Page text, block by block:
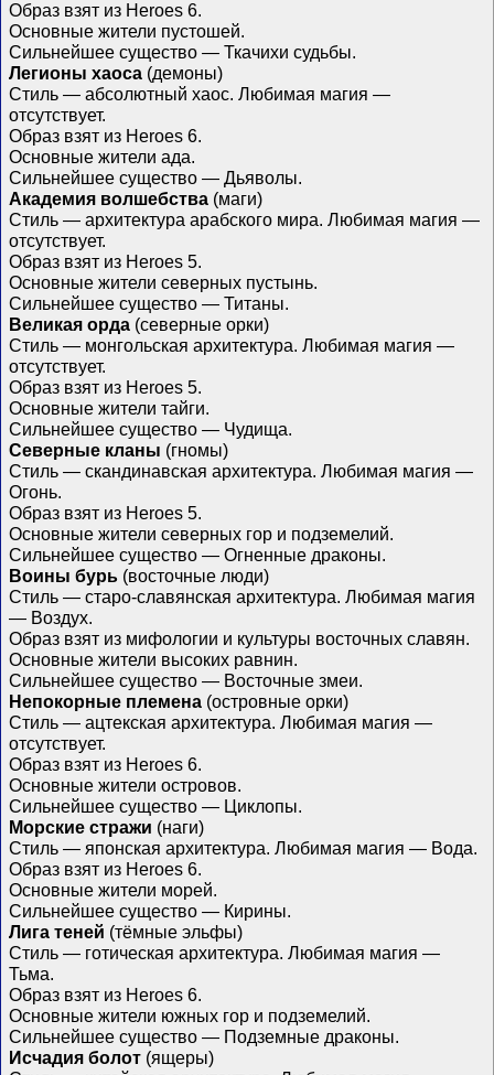
Образ взят из Heroes 6.
Основные жители пустошей.
Сильнейшее существо — Ткачихи судьбы.
Легионы хаоса (демоны)
Стиль — абсолютный хаос. Любимая магия —
отсутствует.
Образ взят из Heroes 6.
Основные жители ада.
Сильнейшее существо — Дьяволы.
Академия волшебства (маги)
Стиль — архитектура арабского мира. Любимая магия —
отсутствует.
Образ взят из Heroes 5.
Основные жители северных пустынь.
Сильнейшее существо — Титаны.
Великая орда (северные орки)
Стиль — монгольская архитектура. Любимая магия —
отсутствует.
Образ взят из Heroes 5.
Основные жители тайги.
Сильнейшее существо — Чудища.
Северные кланы (гномы)
Стиль — скандинавская архитектура. Любимая магия —
Огонь.
Образ взят из Heroes 5.
Основные жители северных гор и подземелий.
Сильнейшее существо — Огненные драконы.
Воины бурь (восточные люди)
Стиль — старо-славянская архитектура. Любимая магия
— Воздух.
Образ взят из мифологии и культуры восточных славян.
Основные жители высоких равнин.
Сильнейшее существо — Восточные змеи.
Непокорные племена (островные орки)
Стиль — ацтекская архитектура. Любимая магия —
отсутствует.
Образ взят из Heroes 6.
Основные жители островов.
Сильнейшее существо — Циклопы.
Морские стражи (наги)
Стиль — японская архитектура. Любимая магия — Вода.
Образ взят из Heroes 6.
Основные жители морей.
Сильнейшее существо — Кирины.
Лига теней (тёмные эльфы)
Стиль — готическая архитектура. Любимая магия —
Тьма.
Образ взят из Heroes 6.
Основные жители южных гор и подземелий.
Сильнейшее существо — Подземные драконы.
Исчадия болот (ящеры)